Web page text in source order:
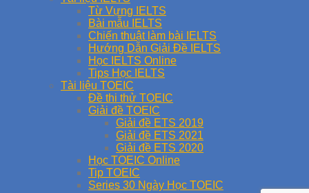
Từ Vựng IELTS
Bài mẫu IELTS
Chiến thuật làm bài IELTS
Hướng Dẫn Giải Đề IELTS
Học IELTS Online
Tips Học IELTS
Tài liệu TOEIC
Đề thi thử TOEIC
Giải đề TOEIC
Giải đề ETS 2019
Giải đề ETS 2021
Giải đề ETS 2020
Học TOEIC Online
Tip TOEIC
Series 30 Ngày Học TOEIC